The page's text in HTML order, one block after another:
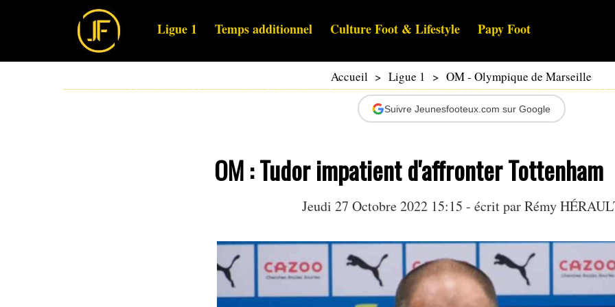
Ligue 1 Temps additionnel Culture Foot & Lifestyle Papy Foot
Accueil > Ligue 1 > OM - Olympique de Marseille
Suivre Jeunesfooteux.com sur Google
OM : Tudor impatient d'affronter Tottenham
Jeudi 27 Octobre 2022 15:15 - écrit parRémy